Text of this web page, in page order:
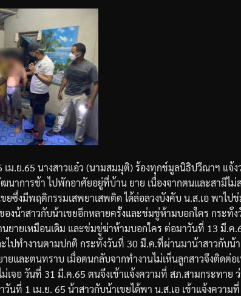
เม.ย.65 นางสาวแอ๋ว (นามสมมุติ)ร้องทุกข์มูลนิธิปวีณาฯ แจ้ง
นาการช้า ไปพักอาศัยอยู่ที่บ้านยาย เนื่องจากตนและสามีไม่
ยซึ่งมีพฤติกรรมเสพยาเสพติดได้ล่อลวงบังคับน.ส.เอพาไป
งน้าสาวกับน้าเขยอีกหลายครั้งและข่มขู่ห้ามบอกใคร กระทั่ง
ยายเหมือนเดิม และข่มขู่ฆ่าห้ามบอกใคร ต่อมาวันที่ 13 มี.ค
ไปทำงานตามปกติ กระทั่งวันที่ 30มี.ค.ที่ผ่านมาน้าสาวกับน้
ายและตนทราบ เมื่อตนกลับจากทำงานไม่เห็นลูกสาวจึงติดต่อ
เจอวันที่ 31 มี.ค.65 ตนจึงเข้าแจ้งความที่ สภ.สามกระทาย
วันที่ 1 เม.ย. 65 น้าสาวกับน้าเขยได้พา น.ส.เอ เข้าแจ้งความที่